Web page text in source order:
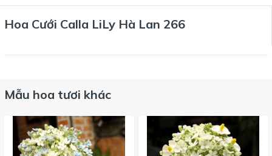
Hoa Cưới Calla LiLy Hà Lan 266
Mẫu hoa tươi khác